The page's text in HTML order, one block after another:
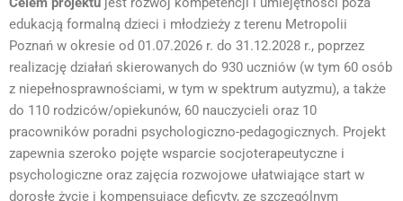
edukacją formalną dzieci i młodzieży z terenu Metropolii
Poznań w okresie od 01.07.2026 r. do 31.12.2028 r., poprzez
realizację działań skierowanych do 930 uczniów (w tym 60 osób
z niepełnosprawnościami, w tym w spektrum autyzmu), a także
do 110 rodziców/opiekunów, 60 nauczycieli oraz 10
pracowników poradni psychologiczno-pedagogicznych. Projekt
zapewnia szeroko pojęte wsparcie socjoterapeutyczne i
psychologiczne oraz zajęcia rozwojowe ułatwiające start w
dorosłe życie i kompensujące deficyty, ze szczególnym